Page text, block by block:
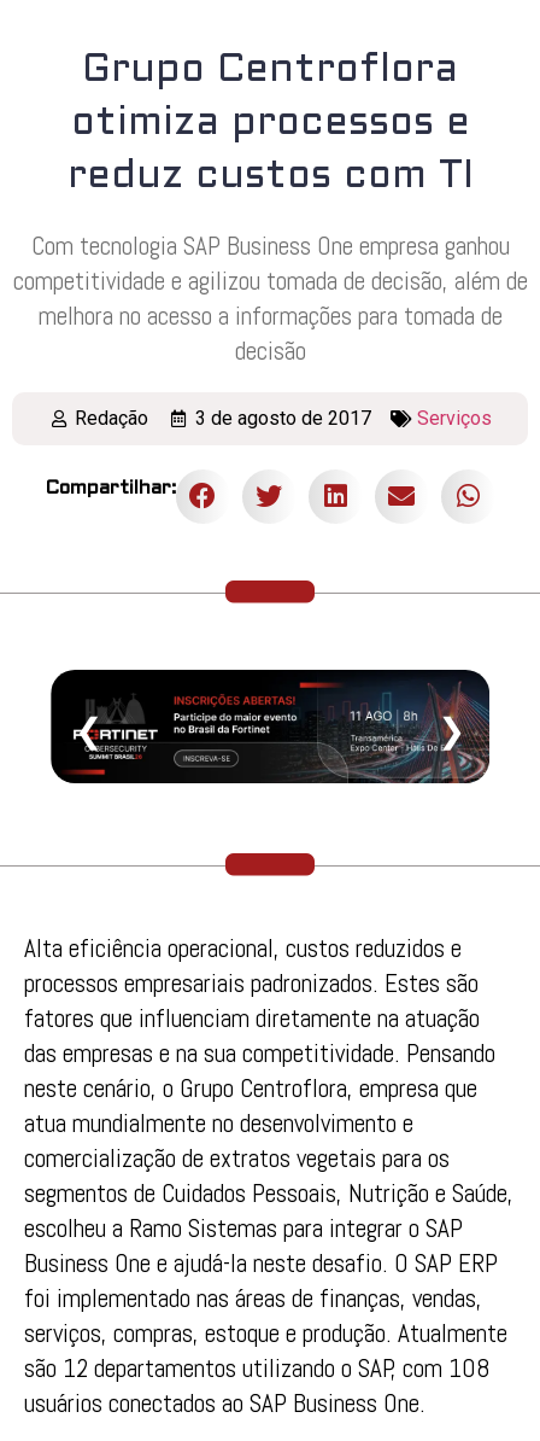
Grupo Centroflora
otimiza processos e
reduz custos com TI
Com tecnologia SAP Business One empresa ganhou
competitividade e agilizou tomada de decisão, além de
melhora no acesso a informações para tomada de
decisão
Redação 3 de agosto de 2017 Serviços
Compartilhar:
❮ ❯
Alta eficiência operacional, custos reduzidos e
processos empresariais padronizados. Estes são
fatores que influenciam diretamente na atuação
das empresas e na sua competitividade. Pensando
neste cenário, o Grupo Centroflora, empresa que
atua mundialmente no desenvolvimento e
comercialização de extratos vegetais para os
segmentos de Cuidados Pessoais, Nutrição e Saúde,
escolheu a Ramo Sistemas para integrar o SAP
Business One e ajudá-la neste desafio. O SAP ERP
foi implementado nas áreas de finanças, vendas,
serviços, compras, estoque e produção. Atualmente
são 12 departamentos utilizando o SAP, com 108
usuários conectados ao SAP Business One.